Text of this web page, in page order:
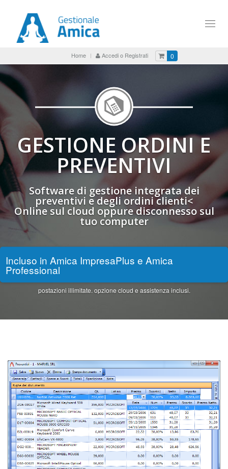
Home Accedi o Registrati 0
GESTIONE ORDINI E
PREVENTIVI
Software di gestione integrata dei
preventivi e degli ordini clienti<
Online sul cloud oppure disconnesso sul
tuo computer
Incluso in Amica ImpresaPlus e Amica
Professional
postazioni illimitate. opzione cloud e assistenza inclusi.